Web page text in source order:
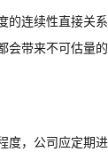
的连续性直接关
会带来不可估量
度，公司应定期